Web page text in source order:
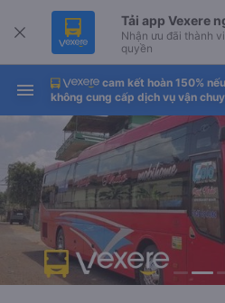
Tải app Vexere
Nhận ưu đãi thành
quyền
Tải app Vexere
-30k/ghế khi đặt vé
app
cam kết hoàn 150%
không cung cấp dịch vụ vận